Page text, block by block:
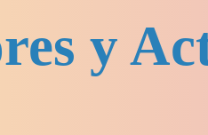
y